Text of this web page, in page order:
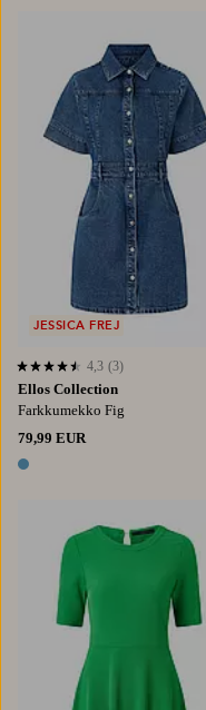
Ellos Collection
Farkkumekko Fig
79,99 EUR
1 väri
4,3 perustuen 3 arvosanaan
4,3 (3)
JESSICA FREJ
XL